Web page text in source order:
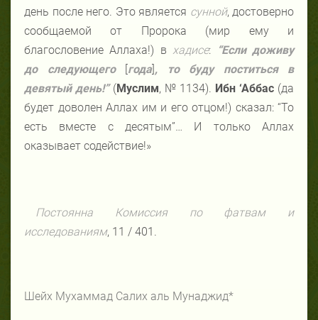
день после него. Это является сунной, достоверно
сообщаемой от Пророка (мир ему и
благословение Аллаха!) в хадисе:
“Если доживу
до следующего
[года], то буду поститься в
девятый день!”(Муслим, № 1134). Ибн ‘Аббас (да
будет доволен Аллах им и его отцом!) сказал: “То
есть вместе с десятым”… И только Аллах
оказывает содействие!»
Постоянна Комиссия по фатвам и
исследованиям, 11 / 401.
Шейх Мухаммад Салих аль Мунаджид*